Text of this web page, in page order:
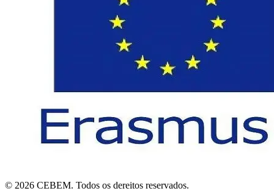
© 2026 CEBEM. Todos os dereitos reservados.